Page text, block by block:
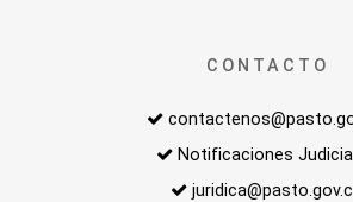
CONTACTO
Notificaciones